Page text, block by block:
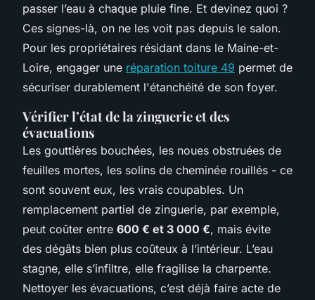
passer l’eau à chaque pluie fine. Et devinez quoi ?
Ces signes-là, on ne les voit pas depuis le salon.
Pour les propriétaires résidant dans le Maine-et-
Loire, engager une réparation toiture 49 permet de
sécuriser durablement l'étanchéité de son foyer.
Vérifier l’état de la zinguerie et des
évacuations
Les gouttières bouchées, les noues obstruées de
feuilles mortes, les solins de cheminée rouillés - ce
sont souvent eux, les vrais coupables. Un
remplacement partiel de zinguerie, par exemple,
peut coûter entre 600 € et 3 000 €, mais évite
des dégâts bien plus coûteux à l’intérieur. L’eau
stagne, elle s’infiltre, elle fragilise la charpente.
Nettoyer les évacuations, c’est déjà faire acte de